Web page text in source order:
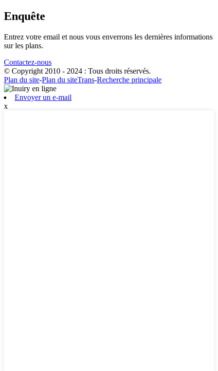
Enquête
Entrez votre email et nous vous enverrons les dernières informations
sur les plans.
Contactez-nous
© Copyright 2010 - 2024 : Tous droits réservés.
Plan du site-Plan du siteTrans-Recherche principale
Envoyer un e-mail
x